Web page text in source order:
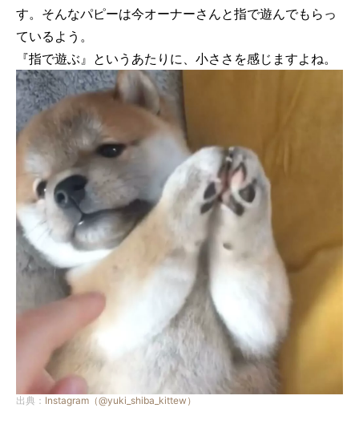
す。そんなパピーは今オーナーさんと指で遊んでもらっ
ているよう。
『指で遊ぶ』というあたりに、小ささを感じますよね。
出典： Instagram（@yuki_shiba_kittew）